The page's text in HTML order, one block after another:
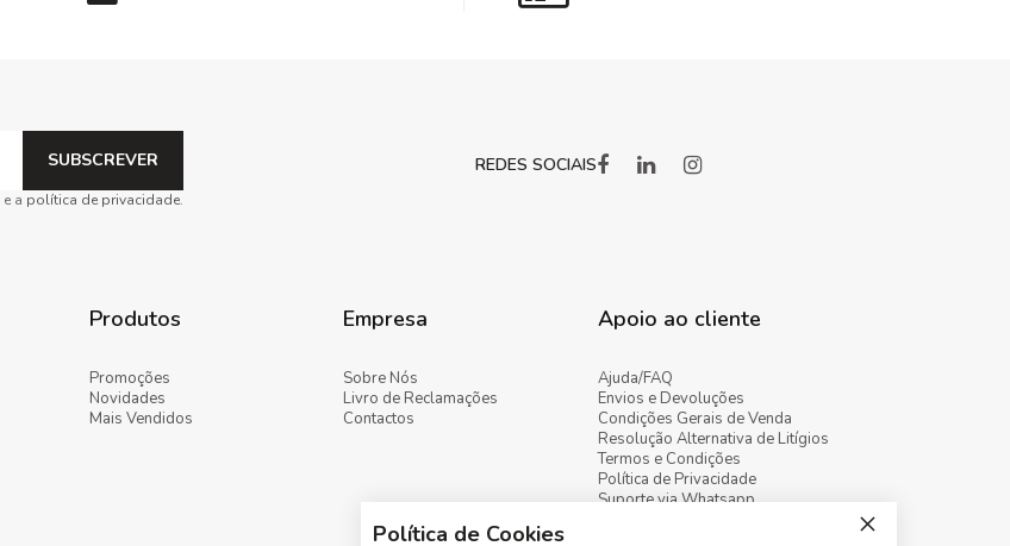
Política de Cookies
SUBSCREVER
e a política de privacidade.
REDES SOCIAIS
Produtos
Promoções
Novidades
Mais Vendidos
Empresa
Sobre Nós
Livro de Reclamações
Contactos
Apoio ao cliente
Ajuda/FAQ
Envios e Devoluções
Condições Gerais de Venda
Resolução Alternativa de Litígios
Termos e Condições
Política de Privacidade
Suporte via Whatsapp